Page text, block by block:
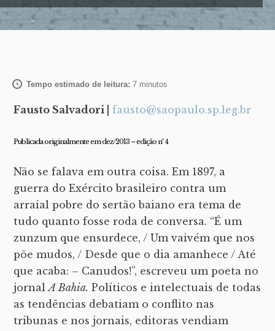
Tempo estimado de leitura: 7 minutos
Fausto Salvadori | fausto@saopaulo.sp.leg.br
Publicada originalmente em dez/2013 – edição nº 4
Não se falava em outra coisa. Em 1897, a
guerra do Exército brasileiro contra um
arraial pobre do sertão baiano era tema de
tudo quanto fosse roda de conversa. “É um
zunzum que ensurdece, / Um vaivém que nos
põe mudos, / Desde que o dia amanhece / Até
que acaba: – Canudos!”, escreveu um poeta no
jornalA Bahia. Políticos e intelectuais de todas
as tendências debatiam o conflito nas
tribunas e nos jornais, editoras vendiam